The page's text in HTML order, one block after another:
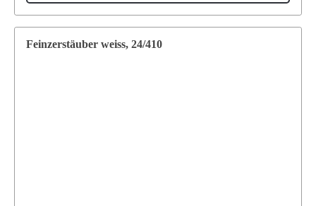
Feinzerstäuber weiss, 24/410